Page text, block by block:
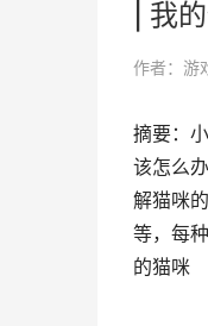
| 我
作者： 游
摘要：
该怎么
解猫咪
等，每
的猫咪